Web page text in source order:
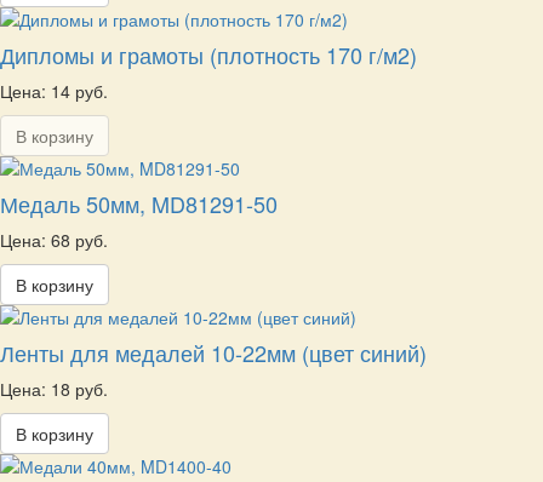
Дипломы и грамоты (плотность 170 г/м2)
Цена: 14 руб.
В корзину
Медаль 50мм, MD81291-50
Цена: 68 руб.
В корзину
Ленты для медалей 10-22мм (цвет синий)
Цена: 18 руб.
В корзину